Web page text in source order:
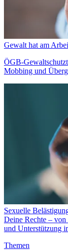
Gewalt hat am
ÖGB-
Mobbing und
Sexuelle
Deine Rechte – von
und Unterstützung
Themen